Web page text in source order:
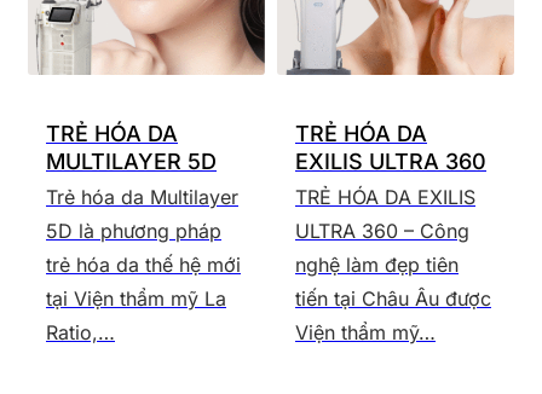
TRẺ HÓA DA
MULTILAYER 5D
Trẻ hóa da Multilayer
5D là phương pháp
trẻ hóa da thế hệ mới
tại Viện thẩm mỹ La
Ratio,…
TRẺ HÓA DA
EXILIS ULTRA 360
TRẺ HÓA DA EXILIS
ULTRA 360 – Công
nghệ làm đẹp tiên
tiến tại Châu Âu được
Viện thẩm mỹ…